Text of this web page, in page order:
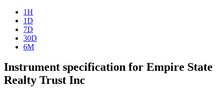
1H
1D
7D
30D
6M
Instrument specification for Empire State
Realty Trust Inc